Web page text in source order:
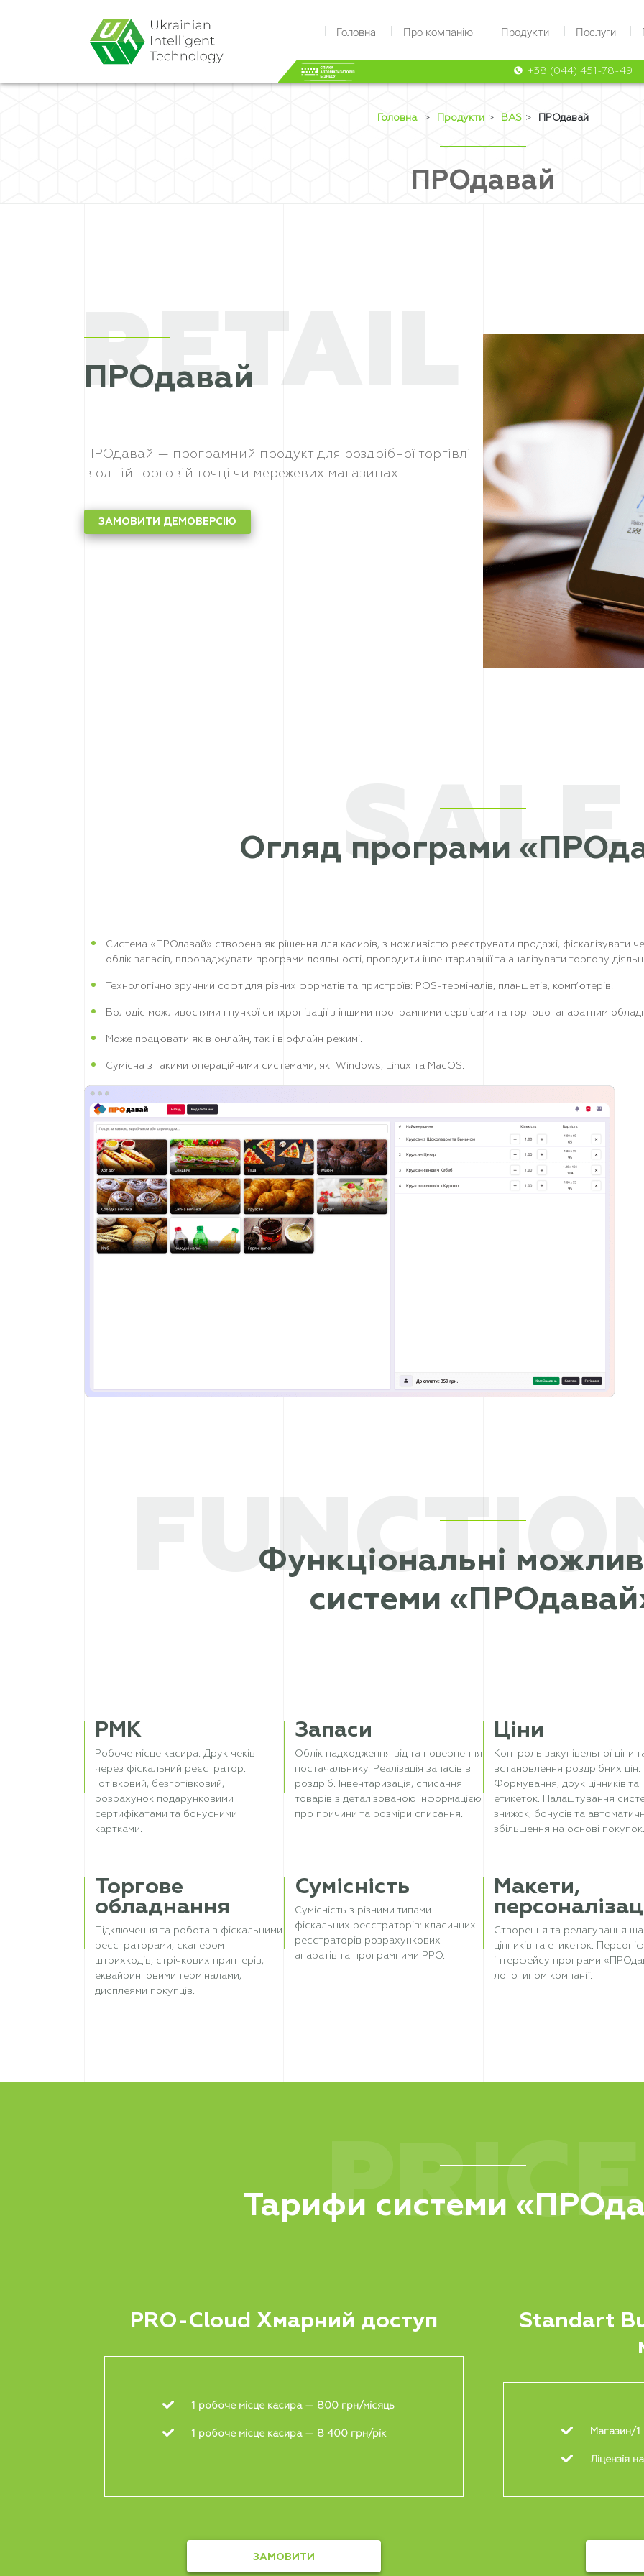
Головна Про компанiю Продукти Послуги
+38 (044) 451-78-49
Головна > Продукти > BAS > ПРОдавай
ПРОдавай
RETAIL
ПРОдавай
ПРОдавай — програмний продукт для роздрібної торгівлі
в одній торговій точці чи мережевих магазинах
ЗАМОВИТИ ДЕМОВЕРСІЮ
Огляд програми
SALE
Система «ПРОдавай» створена як рішення для касирів, з можливістю реєструвати продажі, фіскалізувати
облік запасів, впроваджувати програми лояльності, проводити інвентаризації та аналізувати торгову
Технологічно зручний софт для різних форматів та пристроїв: POS-терміналів, планшетів, комп’ютерів.
Володіє можливостями гнучкої синхронізації з іншими програмними сервісами та торгово-апаратним
Може працювати як в онлайн, так і в офлайн режимі.
Сумісна з такими операційними системами, як Windows, Linux та MacOS.
Функціональні
системи
РМК
Робоче місце касира. Друк чеків
через фіскальний реєстратор.
Готівковий, безготівковий,
розрахунок подарунковими
сертифікатами та бонусними
картками.
Запаси
Облік надходження від та повернення
постачальнику. Реалізація запасів в
роздріб. Інвентаризація, списання
товарів з деталізованою інформацією
про причини та розміри списання.
Ціни
Контроль закупівельної ціни
встановлення роздрібних цін.
Формування, друк цінників та
етикеток. Налаштування
знижок, бонусів та
збільшення на основі покупок.
Торгове
обладнання
Підключення та робота з фіскальними
реєстраторами, сканером
штрихкодів, стрічкових принтерів,
еквайринговими терміналами,
дисплеями покупців.
Сумісність
Сумісність з різними типами
фіскальних реєстраторів: класичних
реєстраторів розрахункових
апаратів та програмними РРО.
Макети,
Створення та редагування
цінників та етикеток.
інтерфейсу програми
логотипом компанії.
Тарифи системи
PRICE
PRO-Cloud Хмарний доступ
1 робоче місце касира — 800 грн/місяць
1 робоче місце касира — 8 400 грн/рік
ЗАМОВИТИ
Standart
Магазин/
Ліцензія